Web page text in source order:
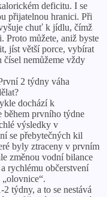
deficitu. I se
přijatelnou hranici. Při
chuť k jídlu, čímž
Proto můžete, aniž byste
jíst větší porce, vybírat
nemůžeme vždy
2 týdny váha
dochází k
během prvního týdne
výsledky v
se přebytečných kil
byly ztraceny v prvním
změnou vodní bilance
rychlému občerstvení
„olovnice“.
týdny, a to se nestává